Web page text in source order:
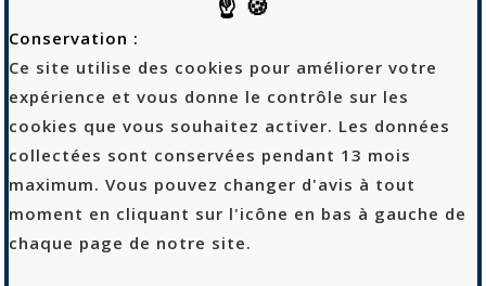
Logtex
53 rue Sibert
42400 Saint-Chamond
04 69 68 90 10
Conservation :
Ce site utilise des cookies pour améliorer votre
expérience et vous donne le contrôle sur les
cookies que vous souhaitez activer. Les données
collectées sont conservées pendant 13 mois
maximum. Vous pouvez changer d'avis à tout
moment en cliquant sur l'icône en bas à gauche de
chaque page de notre site.